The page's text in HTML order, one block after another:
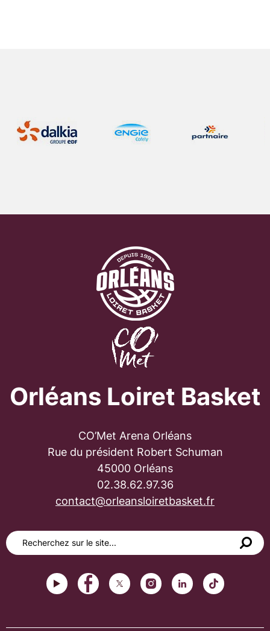
Orléans Loiret Basket
CO’Met Arena Orléans
Rue du président Robert Schuman
45000 Orléans
02.38.62.97.36
contact@orleansloiretbasket.fr